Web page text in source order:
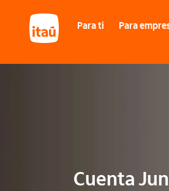
Itáu Para ti Para
Cuenta